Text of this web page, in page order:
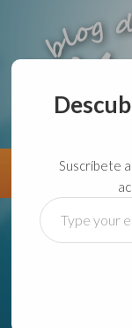
Información
Suscríbete
Type
your